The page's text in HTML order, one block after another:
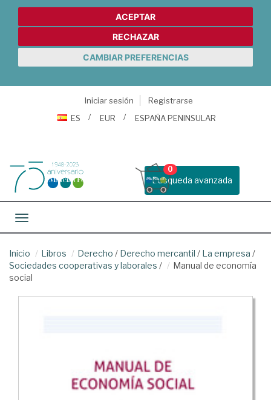
ACEPTAR
RECHAZAR
CAMBIAR PREFERENCIAS
Iniciar sesión
Registrarse
ES
EUR ESPAÑA PENINSULAR
Busqueda avanzada
0
Toggle navigation
Inicio Libros Derecho / Derecho mercantil / La empresa /
Sociedades cooperativas y laborales /
Manual de economía
social